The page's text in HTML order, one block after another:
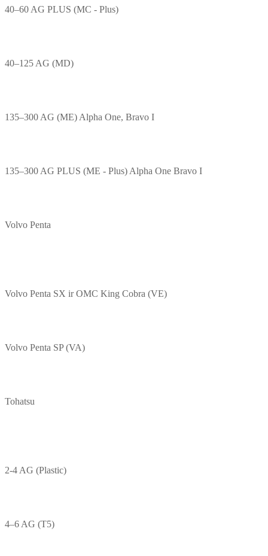
40–60 AG PLUS (MC - Plus)
40–125 AG (MD)
135–300 AG (ME) Alpha One, Bravo I
135–300 AG PLUS (ME - Plus) Alpha One Bravo I
Volvo Penta
Volvo Penta SX ir OMC King Cobra (VE)
Volvo Penta SP (VA)
Tohatsu
2-4 AG (Plastic)
4–6 AG (T5)